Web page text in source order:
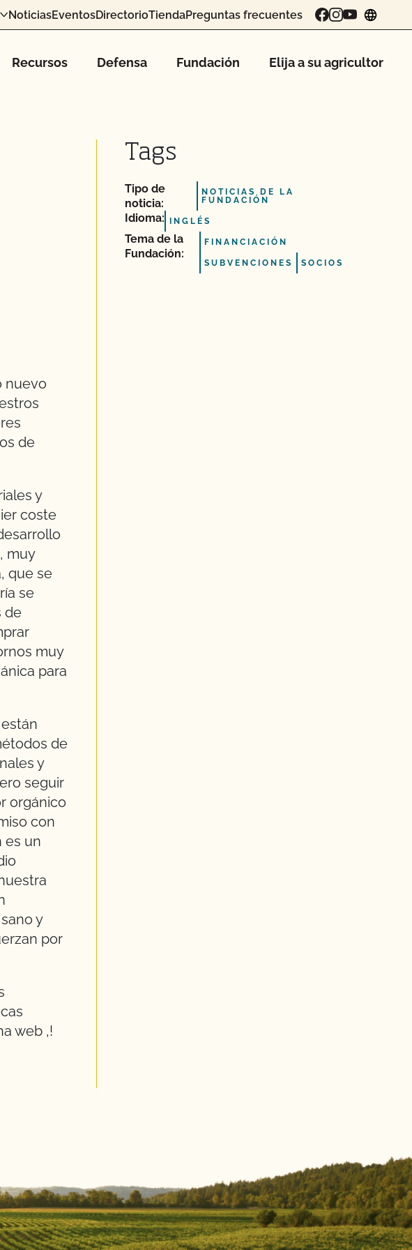
NoticiasEventosDirectorioTiendaPreguntas frecuentes
Recursos Defensa Fundación Elija a su agricultor
nuevo
de
y
coste
muy
que se
se
de
muy
para
de
y
seguir
orgánico
con
es un
y
por
web ,!
Tags
Tipo de
noticia:
NOTICIAS DE LA
FUNDACIÓN
Idioma: INGLÉS
Tema de la
Fundación:
FINANCIACIÓN
SUBVENCIONES SOCIOS